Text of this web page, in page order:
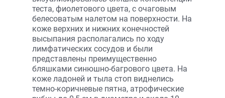
теста, фиолетового цвета, с очаговым
белесоватым налетом на поверхности. На
коже верхних и нижних конечностей
высыпания располагались по ходу
лимфатических сосудов и были
представлены преимущественно
бляшками синюшно-багрового цвета. На
коже ладоней и тыла стоп виднелись
темно-коричневые пятна, атрофические